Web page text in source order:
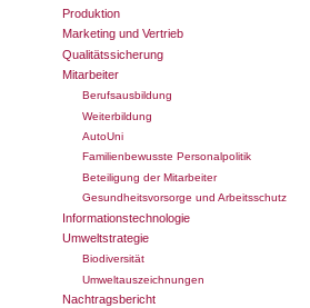
Produktion
Marketing und Vertrieb
Qualitätssicherung
Mitarbeiter
Berufsausbildung
Weiterbildung
AutoUni
Familienbewusste Personalpolitik
Beteiligung der Mitarbeiter
Gesundheitsvorsorge und Arbeitsschutz
Informationstechnologie
Umweltstrategie
Biodiversität
Umweltauszeichnungen
Nachtragsbericht